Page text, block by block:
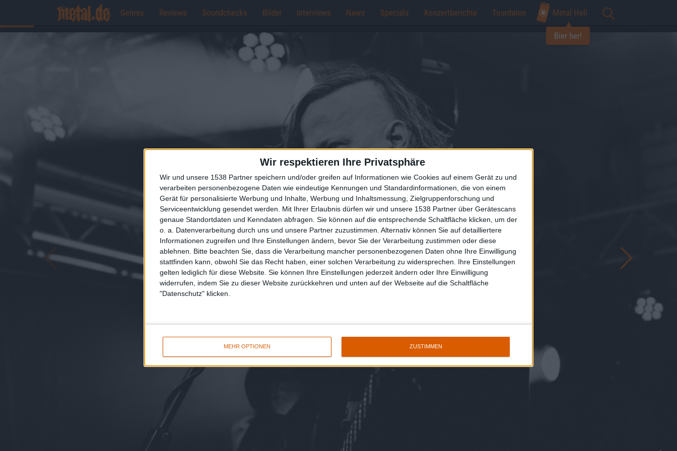
Wir respektieren Ihre Privatsphäre
Wir und unsere 1538 Partner speichern und/oder greifen auf Informationen wie Cookies auf einem Gerät zu und
verarbeiten personenbezogene Daten wie eindeutige Kennungen und Standardinformationen, die von einem
Gerät für personalisierte Werbung und Inhalte, Werbung und Inhaltsmessung, Zielgruppenforschung und
Serviceentwicklung gesendet werden. Mit Ihrer Erlaubnis dürfen wir und unsere 1538 Partner über Gerätescans
genaue Standortdaten und Kenndaten abfragen. Sie können auf die entsprechende Schaltfläche klicken, um der
o. a. Datenverarbeitung durch uns und unsere Partner zuzustimmen. Alternativ können Sie auf detailliertere
Informationen zugreifen und Ihre Einstellungen ändern, bevor Sie der Verarbeitung zustimmen oder diese
ablehnen. Bitte beachten Sie, dass die Verarbeitung mancher personenbezogenen Daten ohne Ihre Einwilligung
stattfinden kann, obwohl Sie das Recht haben, einer solchen Verarbeitung zu widersprechen. Ihre Einstellungen
gelten lediglich für diese Website. Sie können Ihre Einstellungen jederzeit ändern oder Ihre Einwilligung
widerrufen, indem Sie zu dieser Website zurückkehren und unten auf der Webseite auf die Schaltfläche
"Datenschutz" klicken.
MEHR OPTIONEN ZUSTIMMEN
Genres Reviews Soundchecks Bilder Interviews News Specials Konzertberichte Tourdaten Metal Hell
Bier her!